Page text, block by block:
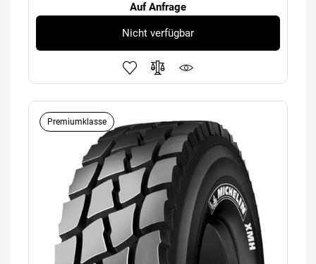
Auf Anfrage
Nicht verfügbar
Premiumklasse